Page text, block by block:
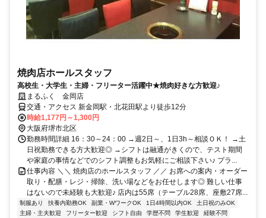
焼肉店ホールスタッフ
高校生・大学生・主婦・フリーター活躍中★焼肉好きな方歓迎♪
まるふく 金岡店
交通・アクセス 新金岡駅・北花田駅より徒歩12分
時給1,177円～1,300円
大阪府堺市北区
勤務時間詳細 16：30～24：00 →週2日～、1日3h～相談ＯＫ！ →土
日祝勤務できる方大歓迎◎ →シフトは融通がきくので、テスト期間
や家庭の事情などでのシフト調整もお気軽にご相談下さい♪ プラ...
仕事内容 ＼＼ 焼肉店のホールスタッフ ／／ お席への案内・オーダー
取り・配膳・レジ・掃除、洗い場などをお任せします◎ 難しい仕事
はないので未経験も大歓迎♪ 店内は55席（テーブル28席、座敷27席...
制服あり 扶養内勤務OK 副業・WワークOK 1日4時間以内OK
土日祝のみOK
主婦・主夫歓迎
フリーター歓迎 シフト自由 学歴不問 学生歓迎 経験不問